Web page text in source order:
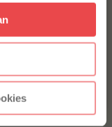
op reeds